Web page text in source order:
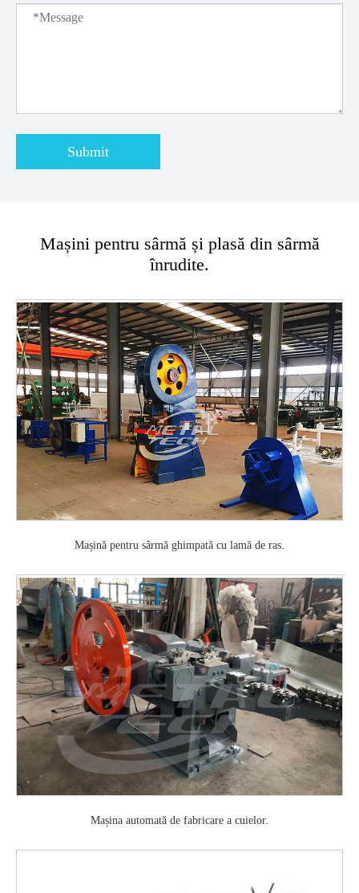
Submit
Mașini pentru sârmă și plasă din sârmă
înrudite.
Mașină pentru sârmă ghimpată cu lamă de ras.
Mașina automată de fabricare a cuielor.